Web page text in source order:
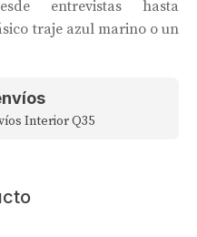
entrevistas hasta
traje azul marino o un
Interior Q35